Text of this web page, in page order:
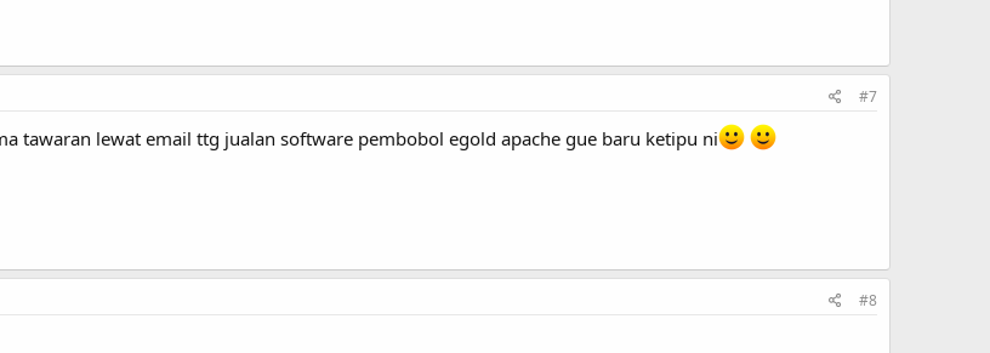
#7
tawaran lewat email ttg jualan software pembobol egold apache gue baru ketipu ni
#8